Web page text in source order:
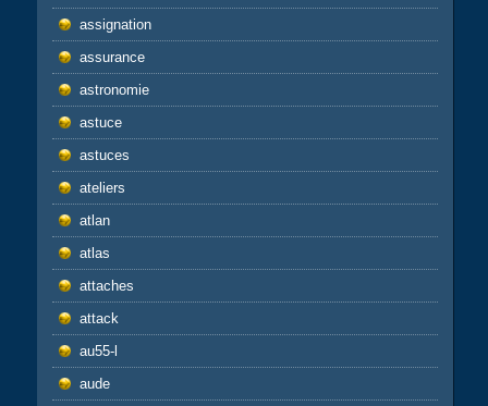
assignation
assurance
astronomie
astuce
astuces
ateliers
atlan
atlas
attaches
attack
au55-l
aude